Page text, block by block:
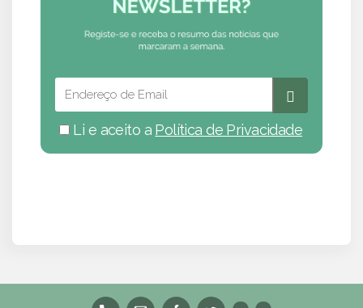
Li e aceito a Política de Privacidade